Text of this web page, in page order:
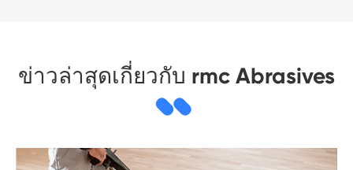
ข่าวล่าสุดเกี่ยวกับ rmc Abrasives